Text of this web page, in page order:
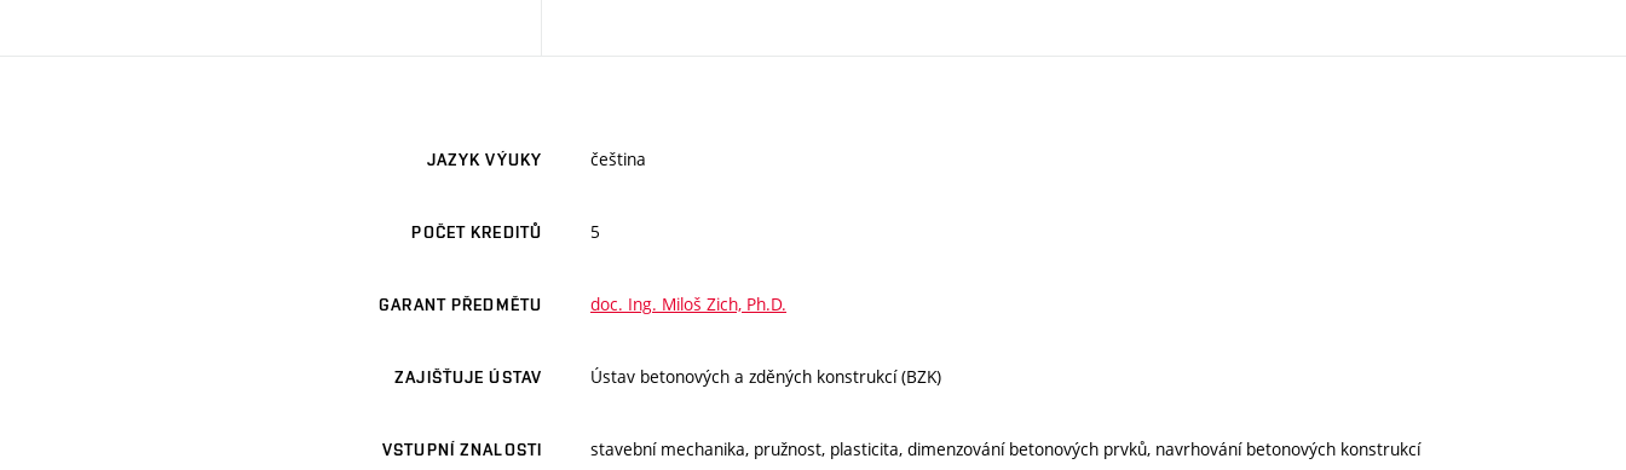
JAZYK VÝUKY čeština
POČET KREDITŮ 5
GARANT PŘEDMĚTU doc. Ing. Miloš Zich, Ph.D.
ZAJIŠŤUJE ÚSTAV Ústav betonových a zděných konstrukcí (BZK)
VSTUPNÍ ZNALOSTI stavební mechanika, pružnost, plasticita, dimenzování betonových prvků, navrhování betonových konstrukcí